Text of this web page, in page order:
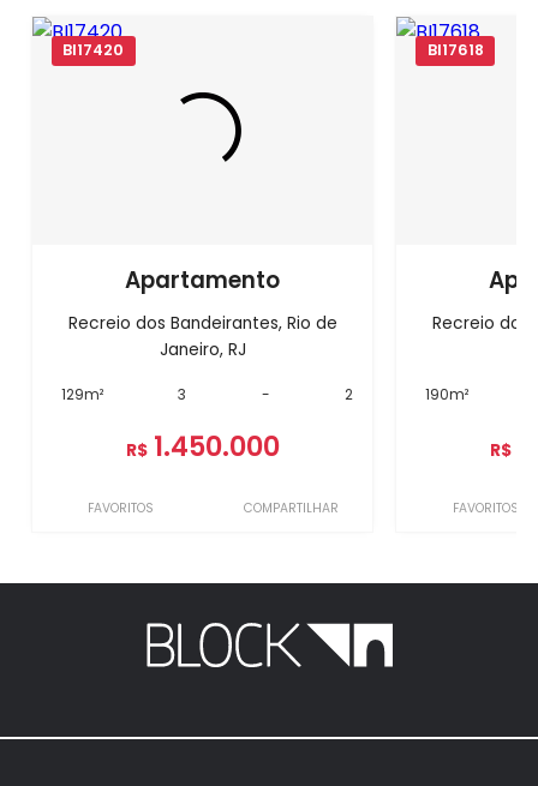
BI17420
Apartamento
Recreio dos Bandeirantes, Rio de
Janeiro, RJ
129m² 3 - 2
R$ 1.450.000
FAVORITOS COMPARTILHAR
BI17618
Recreio dos
190m²
R$
FAVORITOS